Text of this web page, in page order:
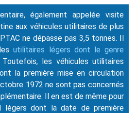
également appelée visite
aux véhicules utilitaires de plus
ne dépasse pas 3,5 tonnes. Il
utilitaires légers dont le genre
Toutefois, les véhicules utilitaires
la première mise en circulation
1972 ne sont pas concernés
Il en est de même pour
légers dont la date de première